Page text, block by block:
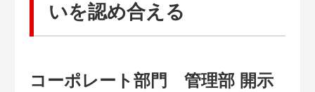
いを認め合える
コーポレート部門 管理部 開示